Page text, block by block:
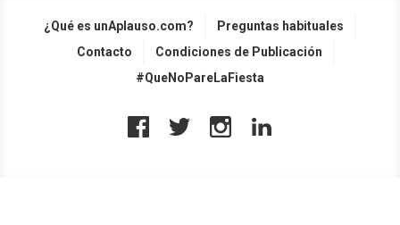
¿Qué es unAplauso.com?
Preguntas habituales
Contacto
Condiciones de Publicación
#QueNoPareLaFiesta